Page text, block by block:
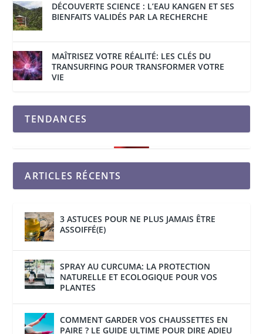
DÉCOUVERTE SCIENCE : L’EAU KANGEN ET SES
BIENFAITS VALIDÉS PAR LA RECHERCHE
MAÎTRISEZ VOTRE RÉALITÉ: LES CLÉS DU
TRANSURFING POUR TRANSFORMER VOTRE
VIE
TENDANCES
ARTICLES RÉCENTS
3 ASTUCES POUR NE PLUS JAMAIS ÊTRE
ASSOIFFÉ(E)
SPRAY AU CURCUMA: LA PROTECTION
NATURELLE ET ECOLOGIQUE POUR VOS
PLANTES
COMMENT GARDER VOS CHAUSSETTES EN
PAIRE ? LE GUIDE ULTIME POUR DIRE ADIEU